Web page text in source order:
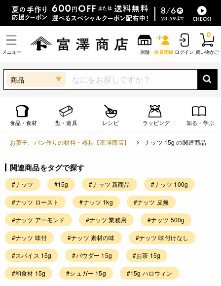
メニュー 店舗 会員登録 ログイン 買い物かご
0
商品
食品・食材 型・道具 レシピ ラッピング 知る・学ぶ
お菓子、パン作りの材料・器具【富澤商店】 ナッツ 15g の関連商品
関連商品をタグで探す
#ナッツ #15g #ナッツ 新商品 #ナッツ 100g
#ナッツ ロースト #ナッツ 1kg #ナッツ 皮無
#ナッツ アーモンド #ナッツ 業務用 #ナッツ 500g
#ナッツ 味付 #ナッツ 素材の味 #ナッツ 味付けなし
#スパイス 15g #パウダー 15g #お茶 15g
#和食材 15g #シュガー 15g #15g ハロウィン